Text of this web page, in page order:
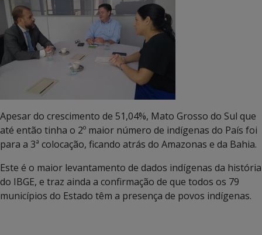
Apesar do crescimento de 51,04%, Mato Grosso do Sul que
até então tinha o 2º maior número de indígenas do País foi
para a 3ª colocação, ficando atrás do Amazonas e da Bahia.
Este é o maior levantamento de dados indígenas da história
do IBGE, e traz ainda a confirmação de que todos os 79
municípios do Estado têm a presença de povos indígenas.